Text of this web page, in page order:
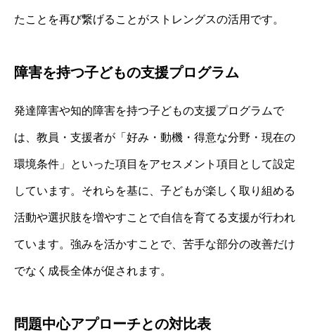
たことを再び繋げることがストレングスの活用です。
障害を持つ子どもの支援プログラム
発達障害や知的障害を持つ子どもの支援プログラムで
は、教員・支援者が「好み・動機・得意な分野・現在の
環境条件」といった項目をアセスメント項目として設定
しています。それらを基に、子どもが楽しく取り組める
活動や選択肢を増やすことで自信を育てる支援が行われ
ています。強みを活かすことで、苦手な部分の改善だけ
でなく成長全体が促されます。
問題中心アプローチとの対比表